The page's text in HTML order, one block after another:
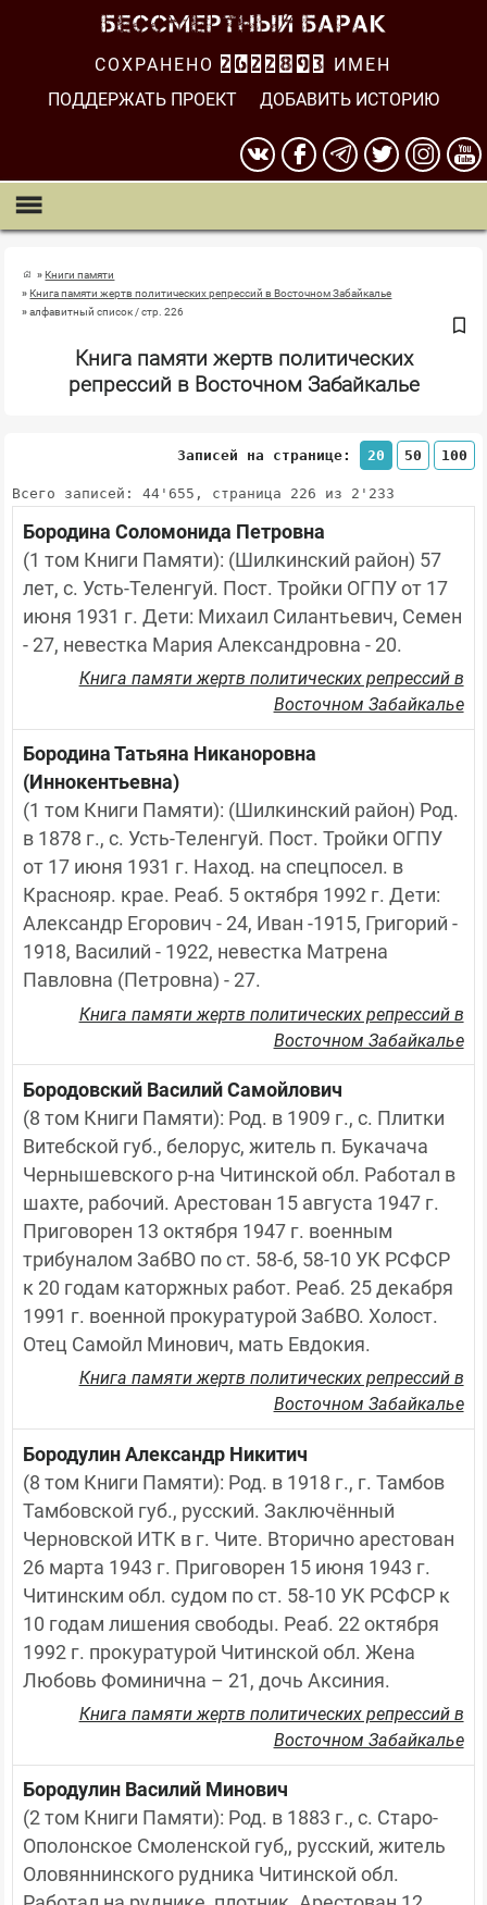
СОХРАНЕНО 2622894
ИМЕН
ПОДДЕРЖАТЬ ПРОЕКТ
ДОБАВИТЬ ИСТОРИЮ
Книги памяти
Книга памяти жертв политических репрессий в Восточном Забайкалье
алфавитный список / стр. 226
Книга памяти жертв политических
репрессий в Восточном Забайкалье
Записей на странице: 20 50 100
Всего записей: 44'655, страница 226 из 2'233
Бородина Соломонида Петровна
(1 том Книги Памяти): (Шилкинский район) 57
лет, с. Усть-Теленгуй. Пост. Тройки ОГПУ от 17
июня 1931 г. Дети: Михаил Силантьевич, Семен
- 27, невестка Мария Александровна - 20.
Книга памяти жертв политических репрессий в
Восточном Забайкалье
Бородина Татьяна Никаноровна
(Иннокентьевна)
(1 том Книги Памяти): (Шилкинский район) Род.
в 1878 г., с. Усть-Теленгуй. Пост. Тройки ОГПУ
от 17 июня 1931 г. Наход. на спецпосел. в
Краснояр. крае. Реаб. 5 октября 1992 г. Дети:
Александр Егорович - 24, Иван -1915, Григорий -
1918, Василий - 1922, невестка Матрена
Павловна (Петровна) - 27.
Книга памяти жертв политических репрессий в
Восточном Забайкалье
Бородовский Василий Самойлович
(8 том Книги Памяти): Род. в 1909 г., с. Плитки
Витебской губ., белорус, житель п. Букачача
Чернышевского р-на Читинской обл. Работал в
шахте, рабочий. Арестован 15 августа 1947 г.
Приговорен 13 октября 1947 г. военным
трибуналом ЗабВО по ст. 58-б, 58-10 УК РСФСР
к 20 годам каторжных работ. Реаб. 25 декабря
1991 г. военной прокуратурой ЗабВО. Холост.
Отец Самойл Минович, мать Евдокия.
Книга памяти жертв политических репрессий в
Восточном Забайкалье
Бородулин Александр Никитич
(8 том Книги Памяти): Род. в 1918 г., г. Тамбов
Тамбовской губ., русский. Заключённый
Черновской ИТК в г. Чите. Вторично арестован
26 марта 1943 г. Приговорен 15 июня 1943 г.
Читинским обл. судом по ст. 58-10 УК РСФСР к
10 годам лишения свободы. Реаб. 22 октября
1992 г. прокуратурой Читинской обл. Жена
Любовь Фоминична – 21, дочь Аксиния.
Книга памяти жертв политических репрессий в
Восточном Забайкалье
Бородулин Василий Минович
(2 том Книги Памяти): Род. в 1883 г., с. Старо-
Ополонское Смоленской губ,, русский, житель
Оловяннинского рудника Читинской обл.